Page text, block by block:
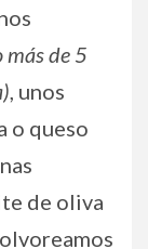
más de 5
, unos
o queso
de oliva